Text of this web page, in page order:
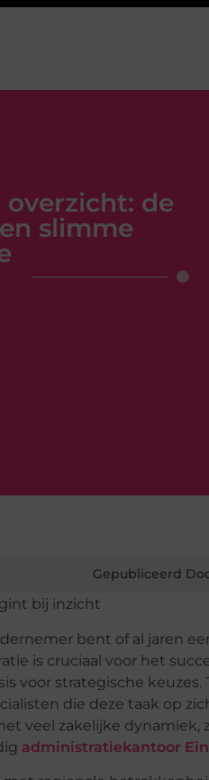
de
slimme
Gepubliceerd
bij inzicht
bent of al jaren
is cruciaal voor het
voor strategische
die deze taak op
veel zakelijke
administratiekantoor